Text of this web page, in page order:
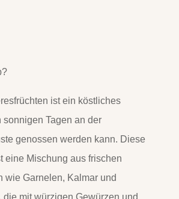
ist ein köstliches
sonnigen Tagen an der
genossen werden kann. Diese
eine Mischung aus frischen
wie Garnelen, Kalmar und